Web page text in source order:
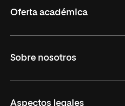
Oferta académica
Másteres Oficiales
Sobre nosotros
Aspectos legales